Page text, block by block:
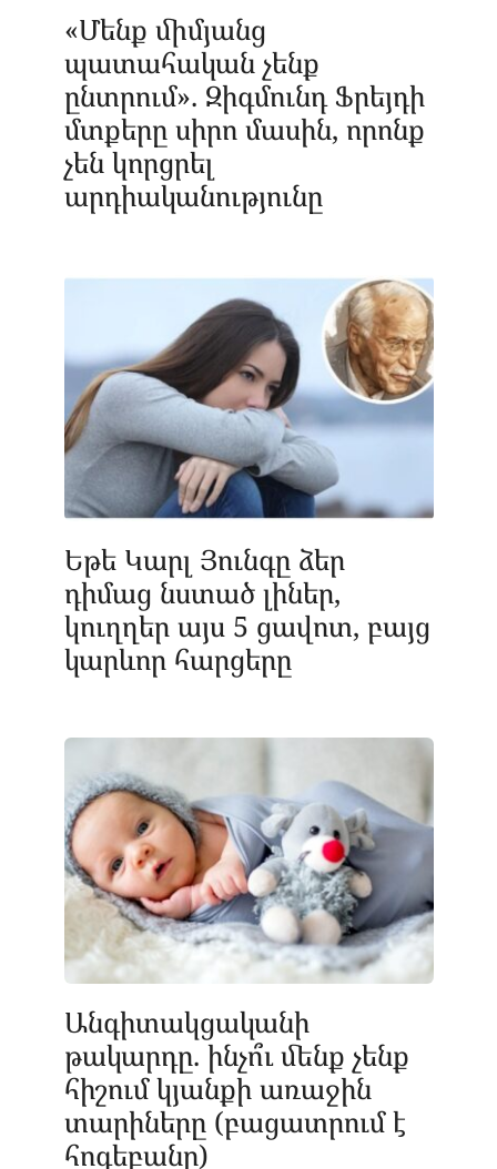
«Մենք միմյանց
պատահական չենք
ընտրում». Զիգմունդ Ֆրեյդի
մտքերը սիրո մասին, որոնք
չեն կորցրել
արդիականությունը
Եթե Կարլ Յունգը ձեր
դիմաց նստած լիներ,
կուղղեր այս 5 ցավոտ, բայց
կարևոր հարցերը
Անգիտակցականի
թակարդը. ինչո՞ւ մենք չենք
հիշում կյանքի առաջին
տարիները (բացատրում է
հոգեբանը)